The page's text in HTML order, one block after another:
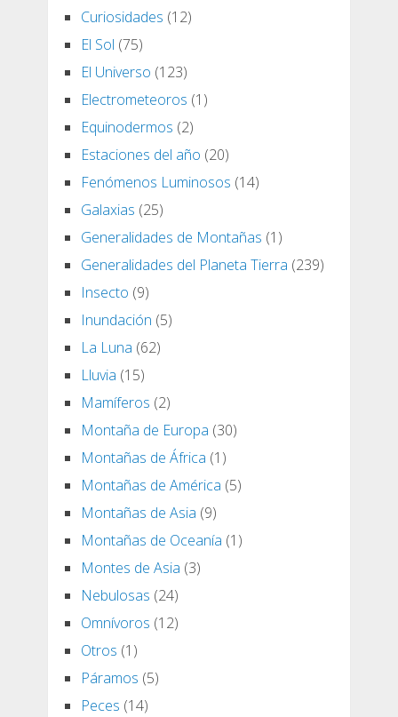
Curiosidades (12)
El Sol (75)
El Universo (123)
Electrometeoros (1)
Equinodermos (2)
Estaciones del año (20)
Fenómenos Luminosos (14)
Galaxias (25)
Generalidades de Montañas (1)
Generalidades del Planeta Tierra (239)
Insecto (9)
Inundación (5)
La Luna (62)
Lluvia (15)
Mamíferos (2)
Montaña de Europa (30)
Montañas de África (1)
Montañas de América (5)
Montañas de Asia (9)
Montañas de Oceanía (1)
Montes de Asia (3)
Nebulosas (24)
Omnívoros (12)
Otros (1)
Páramos (5)
Peces (14)